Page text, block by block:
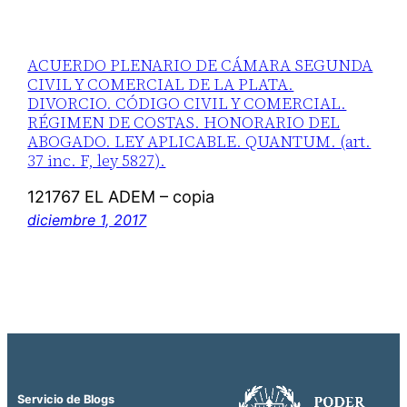
ACUERDO PLENARIO DE CÁMARA SEGUNDA
CIVIL Y COMERCIAL DE LA PLATA.
DIVORCIO. CÓDIGO CIVIL Y COMERCIAL.
RÉGIMEN DE COSTAS. HONORARIO DEL
ABOGADO. LEY APLICABLE. QUANTUM. (art.
37 inc. F, ley 5827).
121767 EL ADEM – copia
diciembre 1, 2017
Servicio de Blogs